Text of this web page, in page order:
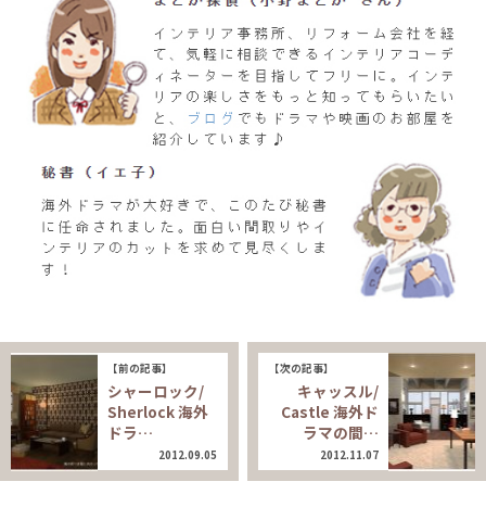
【前の記事】
シャーロック/
Sherlock 海外
ドラ…
2012.09.05
【次の記事】
キャッスル/
Castle 海外ド
ラマの間…
2012.11.07